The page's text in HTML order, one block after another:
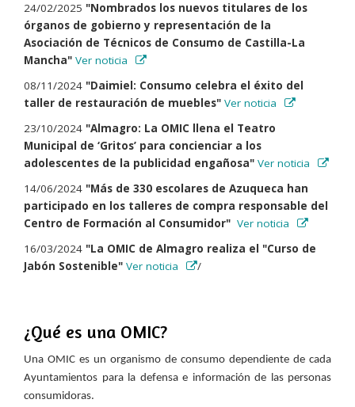
24/02/2025 "Nombrados los nuevos titulares de los
órganos de gobierno y representación de la
Asociación de Técnicos de Consumo de Castilla-La
Mancha" Ver noticia
08/11/2024 "Daimiel: Consumo celebra el éxito del
taller de restauración de muebles" Ver noticia
23/10/2024 "Almagro: La OMIC llena el Teatro
Municipal de ‘Gritos’ para concienciar a los
adolescentes de la publicidad engañosa" Ver noticia
14/06/2024 "Más de 330 escolares de Azuqueca han
participado en los talleres de compra responsable del
Centro de Formación al Consumidor" Ver noticia
16/03/2024 "La OMIC de Almagro realiza el "Curso de
Jabón Sostenible" Ver noticia /
¿Qué es una OMIC?
Una OMIC es un organismo de consumo dependiente de cada
Ayuntamientos para la defensa e información de las personas
consumidoras.